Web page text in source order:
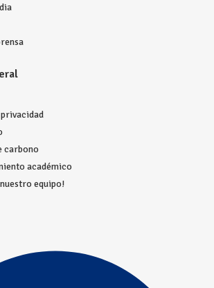
carbono
académico
nuestro equipo!